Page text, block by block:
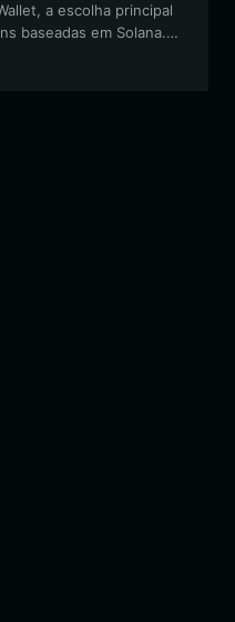
a escolha principal
baseadas em Solana.
token dog wif wheels